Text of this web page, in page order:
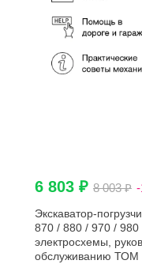
6 803 ₽ 8 003 ₽
Экскаватор-
870 / 880 / 970 / 980
электросхемы,
обслуживанию